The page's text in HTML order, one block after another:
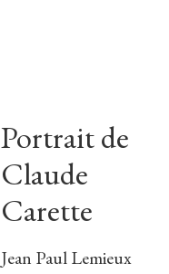
Portrait de
Claude
Carette
Jean Paul Lemieux